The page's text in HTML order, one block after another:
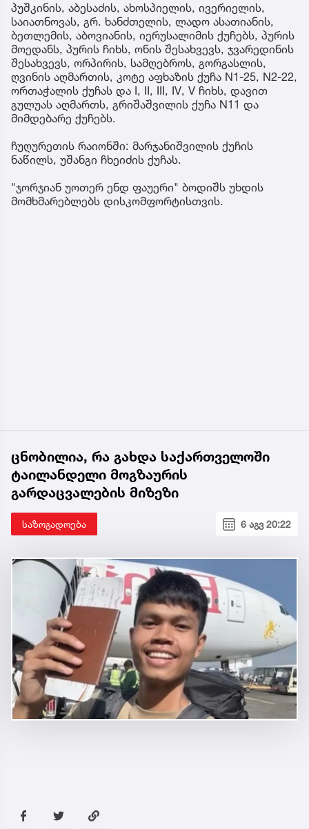
პუშკინის, აბესაძის, ახოსპიელის, ივერიელის,
საიათნოვას, გრ. ხანძთელის, ლადო ასათიანის,
ბეთლემის, აბოვიანის, იერუსალიმის ქუჩებს, პურის
მოედანს, პურის ჩიხს, ონის შესახვევს, ჯვარედინის
შესახვევს, ორპირის, სამღებროს, გორგასლის,
ღვინის აღმართის, კოტე აფხაზის ქუჩა N1-25, N2-22,
ორთაჭალის ქუჩას და I, II, III, IV, V ჩიხს, დავით
გულუას აღმართს, გრიშაშვილის ქუჩა N11 და
მიმდებარე ქუჩებს.
ჩუღურეთის რაიონში: მარჯანიშვილის ქუჩის
ნაწილს, უშანგი ჩხეიძის ქუჩას.
"ჯორჯიან უოთერ ენდ ფაუერი" ბოდიშს უხდის
მომხმარებლებს დისკომფორტისთვის.
ცნობილია, რა გახდა საქართველოში
ტაილანდელი მოგზაურის
გარდაცვალების მიზეზი
საზოგადოება 6 აგვ 20:22